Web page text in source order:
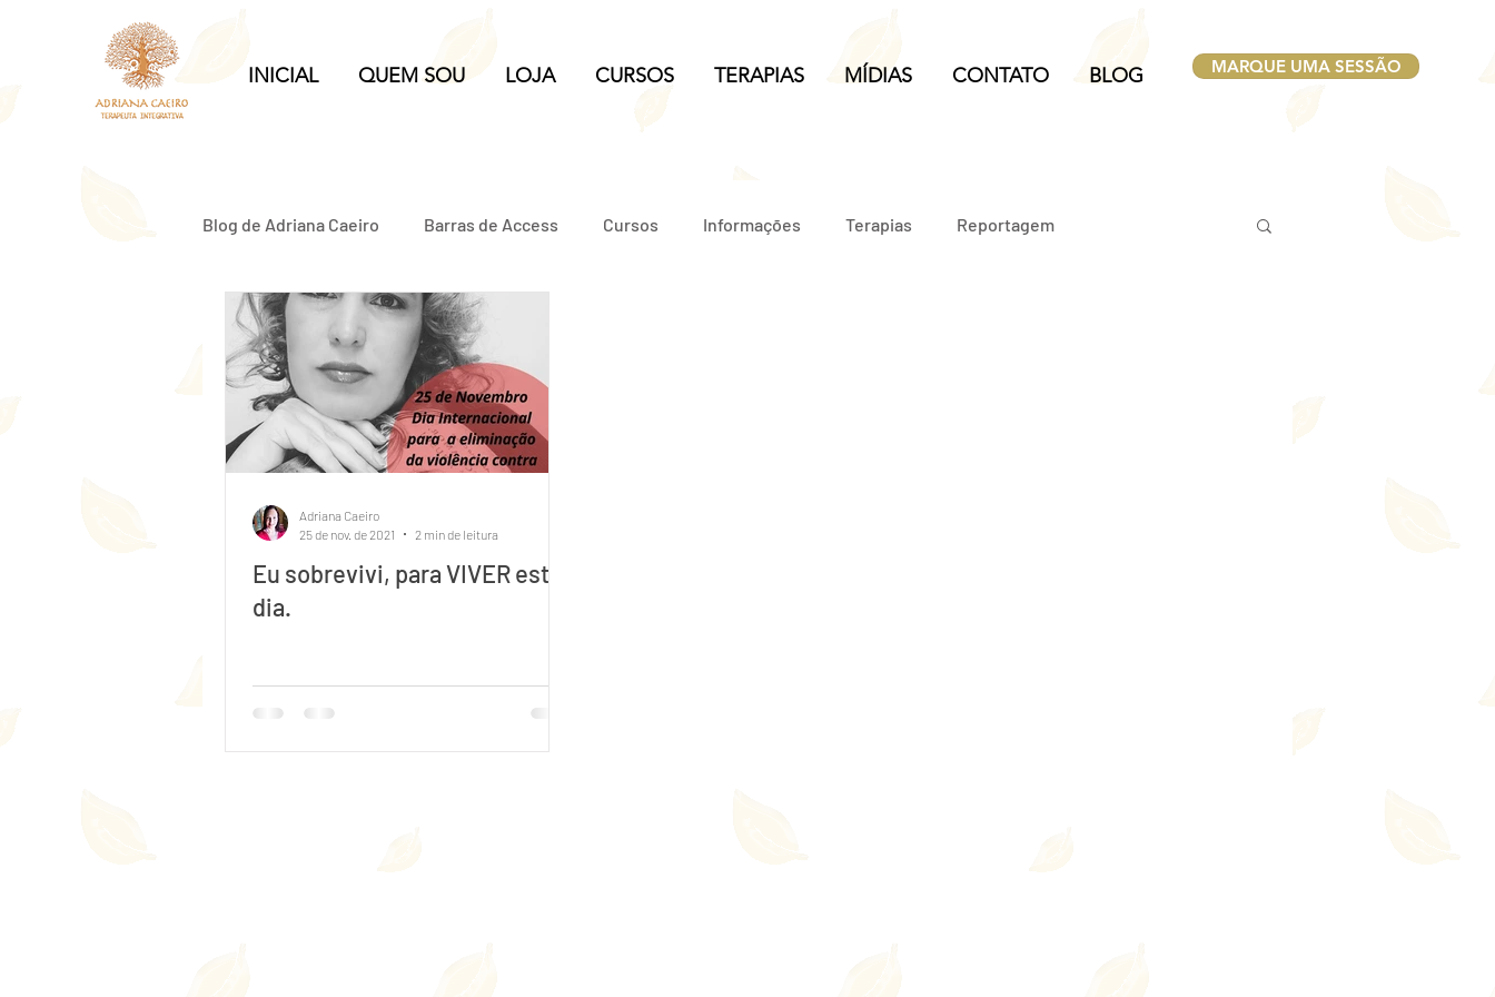
INICIAL QUEM SOU LOJA CURSOS TERAPIAS MÍDIAS CONTATO BLOG MARQUE UMA SESSÃO
Blog de Adriana Caeiro Barras de Access Cursos Informações Terapias Reportagem
Relacionamento Abusivo
Eu sobrevivi, para VIVER este
dia.
Adriana Caeiro
25 de nov. de 2021
2 min de leitura